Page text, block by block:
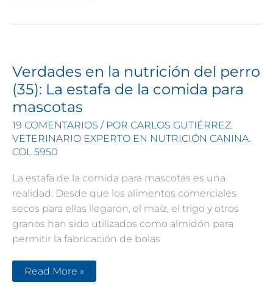
cuidados
ejemplo
Verdades en la nutrición del perro
(35): La estafa de la comida para
mascotas
19 COMENTARIOS / POR CARLOS GUTIÉRREZ.
VETERINARIO EXPERTO EN NUTRICIÓN CANINA.
COL 5950
La estafa de la comida para mascotas es una
realidad. Desde que los alimentos comerciales
secos para ellas llegaron, el maíz, el trigo y otros
granos han sido utilizados como almidón para
permitir la fabricación de bolas
Verdades
en
Read More »